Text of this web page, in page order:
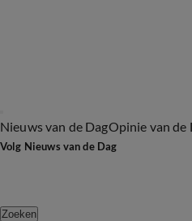
Nieuws van de DagOpinie van de
Volg Nieuws van de Dag
Zoeken